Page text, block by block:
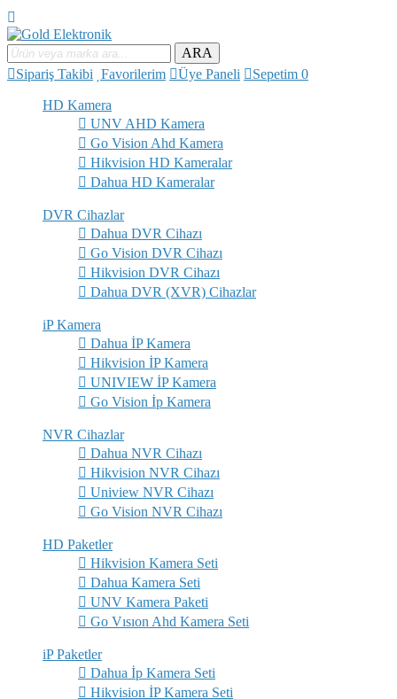
ARA
Sipariş Takibi Favorilerim Üye Paneli Sepetim 0
HD Kamera
UNV AHD Kamera
Go Vision Ahd Kamera
Hikvision HD Kameralar
Dahua HD Kameralar
DVR Cihazlar
Dahua DVR Cihazı
Go Vision DVR Cihazı
Hikvision DVR Cihazı
Dahua DVR (XVR) Cihazlar
iP Kamera
Dahua İP Kamera
Hikvision İP Kamera
UNIVIEW İP Kamera
Go Vision İp Kamera
NVR Cihazlar
Dahua NVR Cihazı
Hikvision NVR Cihazı
Uniview NVR Cihazı
Go Vision NVR Cihazı
HD Paketler
Hikvision Kamera Seti
Dahua Kamera Seti
UNV Kamera Paketi
Go Vısıon Ahd Kamera Seti
iP Paketler
Dahua İp Kamera Seti
Hikvision İP Kamera Seti